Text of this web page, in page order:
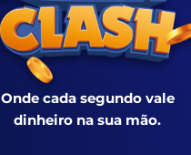
Onde cada segundo vale
dinheiro na sua mão.